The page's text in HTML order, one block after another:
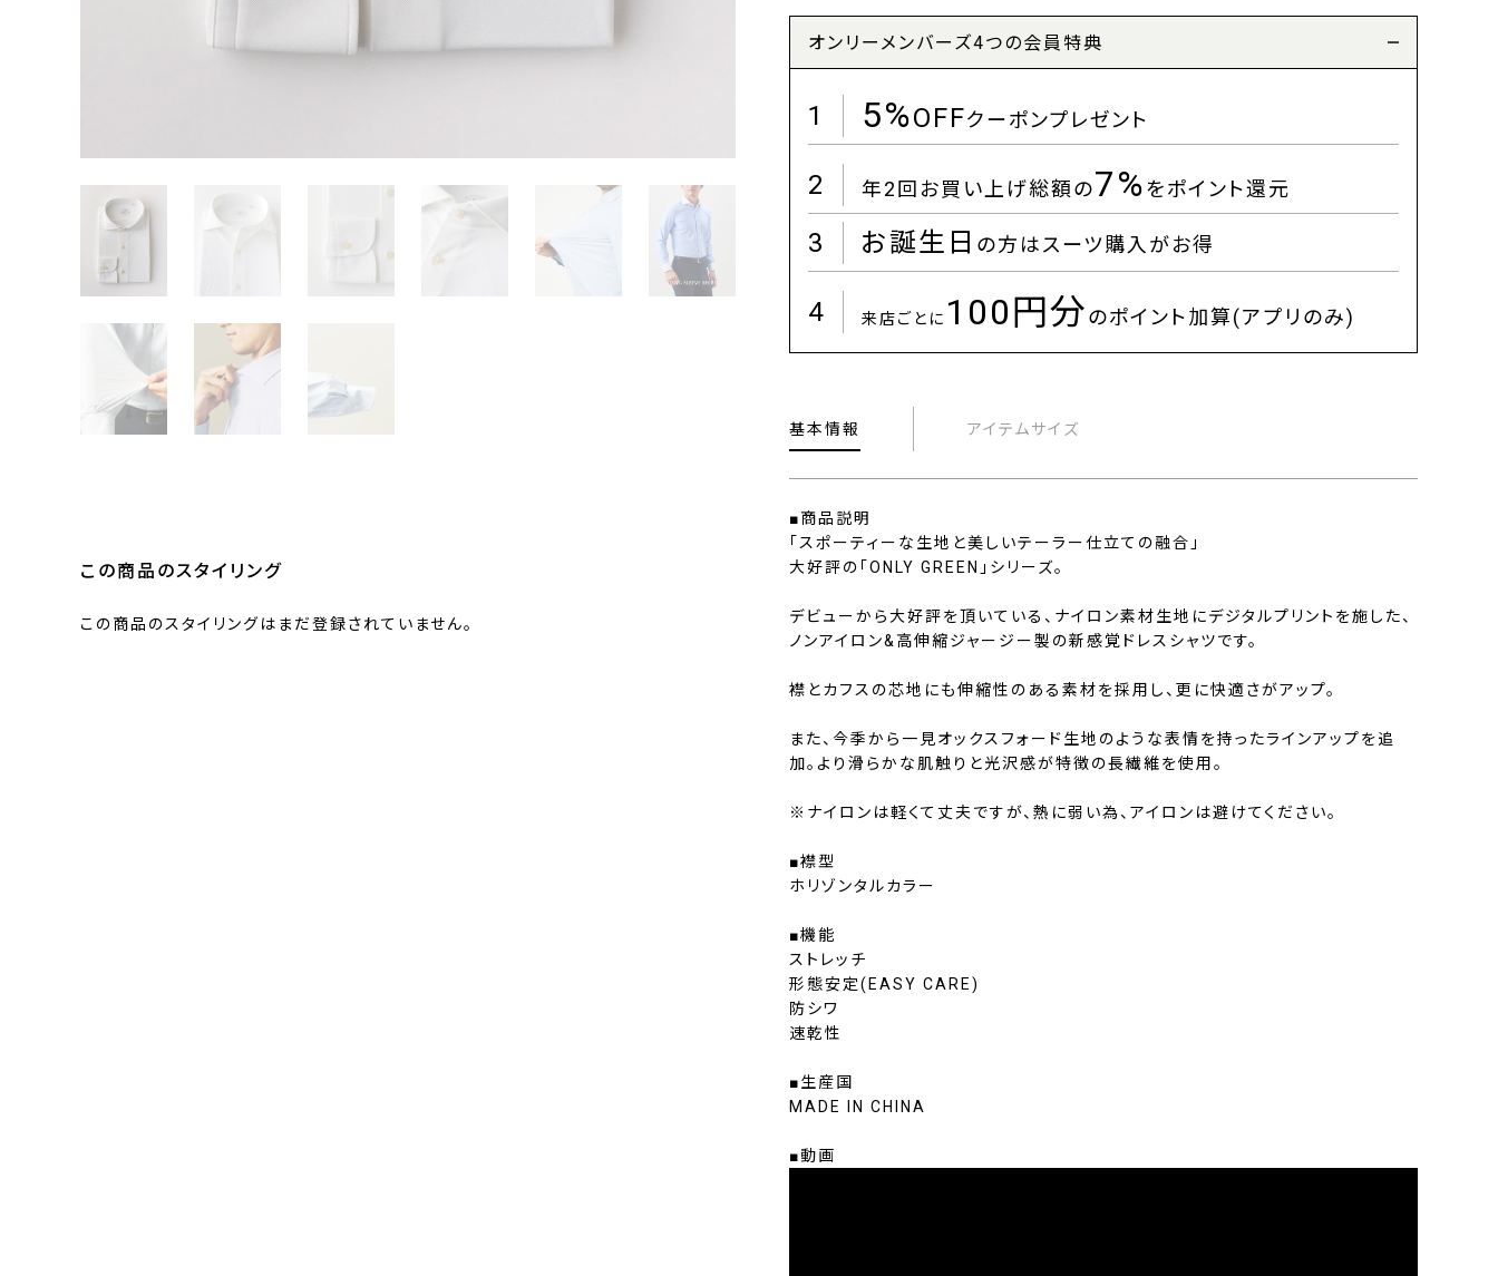
オンリーメンバーズ4つの会員特典
1 5%OFFクーポンプレゼント
2 年2回お買い上げ総額の7%をポイント還元
3 お誕生日 の方はスーツ購入がお得
4 来店ごとに 100円分のポイント加算(アプリのみ)
基本情報 アイテムサイズ
■商品説明
「スポーティーな生地と美しいテーラー仕立ての融合」
大好評の「ONLY GREEN」シリーズ。
デビューから大好評を頂いている、ナイロン素材生地にデジタルプリントを施した、
ノンアイロン&高伸縮ジャージー製の新感覚ドレスシャツです。
襟とカフスの芯地にも伸縮性のある素材を採用し、更に快適さがアップ。
また、今季から一見オックスフォード生地のような表情を持ったラインアップを追
加。より滑らかな肌触りと光沢感が特徴の長繊維を使用。
※ナイロンは軽くて丈夫ですが、熱に弱い為、アイロンは避けてください。
■襟型
ホリゾンタルカラー
■機能
ストレッチ
形態安定(EASY CARE)
防シワ
速乾性
■生産国
MADE IN CHINA
■動画
この商品のスタイリング
この商品のスタイリングはまだ登録されていません。